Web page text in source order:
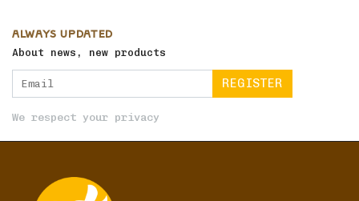
ALWAYS UPDATED
About news, new products
We respect your privacy